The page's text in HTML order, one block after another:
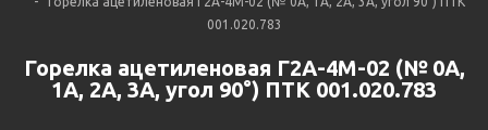
001.020.783
Горелка ацетиленовая Г2А-4М-02 (№ 0А,
1А, 2А, 3А, угол 90°) ПТК 001.020.783